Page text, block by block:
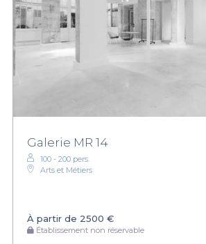
Galerie MR 14
100 - 200 pers.
Arts et Métiers
À partir de 2500 €
Établissement non réservable